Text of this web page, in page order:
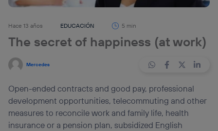
Hace 13 años EDUCACIÓN 5 min
The secret of happiness (at work)
Mercedes
Open-ended contracts and good pay, professional
development opportunities, telecommuting and other
measures to reconcile work and family life, health
insurance or a pension plan, subsidized English